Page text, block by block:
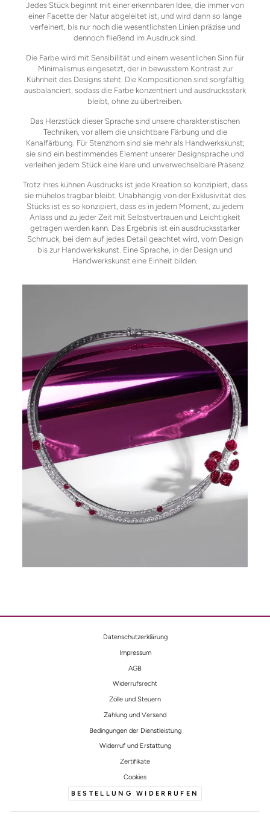
Jedes Stück beginnt mit einer erkennbaren Idee, die immer von
einer Facette der Natur abgeleitet ist, und wird dann so lange
verfeinert, bis nur noch die wesentlichsten Linien präzise und
dennoch fließend im Ausdruck sind.
Die Farbe wird mit Sensibilität und einem wesentlichen Sinn für
Minimalismus eingesetzt, der in bewusstem Kontrast zur
Kühnheit des Designs steht. Die Kompositionen sind sorgfältig
ausbalanciert, sodass die Farbe konzentriert und ausdrucksstark
bleibt, ohne zu übertreiben.
Das Herzstück dieser Sprache sind unsere charakteristischen
Techniken, vor allem die unsichtbare Färbung und die
Kanalfärbung. Für Stenzhorn sind sie mehr als Handwerkskunst;
sie sind ein bestimmendes Element unserer Designsprache und
verleihen jedem Stück eine klare und unverwechselbare Präsenz.
Trotz ihres kühnen Ausdrucks ist jede Kreation so konzipiert, dass
sie mühelos tragbar bleibt. Unabhängig von der Exklusivität des
Stücks ist es so konzipiert, dass es in jedem Moment, zu jedem
Anlass und zu jeder Zeit mit Selbstvertrauen und Leichtigkeit
getragen werden kann. Das Ergebnis ist ein ausdrucksstarker
Schmuck, bei dem auf jedes Detail geachtet wird, vom Design
bis zur Handwerkskunst. Eine Sprache, in der Design und
Handwerkskunst eine Einheit bilden.
Datenschutzerklärung
Impressum
AGB
Widerrufsrecht
Zölle und Steuern
Zahlung und Versand
Bedingungen der Dienstleistung
Widerruf und Erstattung
Zertifikate
Cookies
BESTELLUNG WIDERRUFEN